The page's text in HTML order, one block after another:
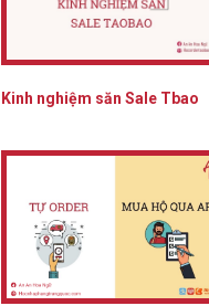
Kinh nghiệm săn Sale Tbao